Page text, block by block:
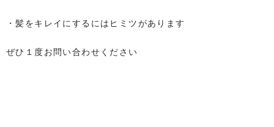
・髪をキレイにするにはヒミツがあります
ぜひ１度お問い合わせください